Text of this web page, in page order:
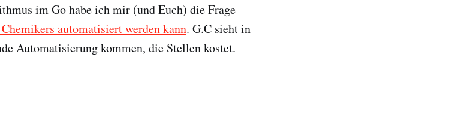
im Go habe ich mir (und Euch) die Frage
automatisiert werden kann. G.C sieht in
Automatisierung kommen, die Stellen kostet.